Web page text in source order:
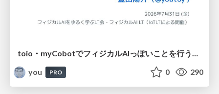
you
PRO 0 290